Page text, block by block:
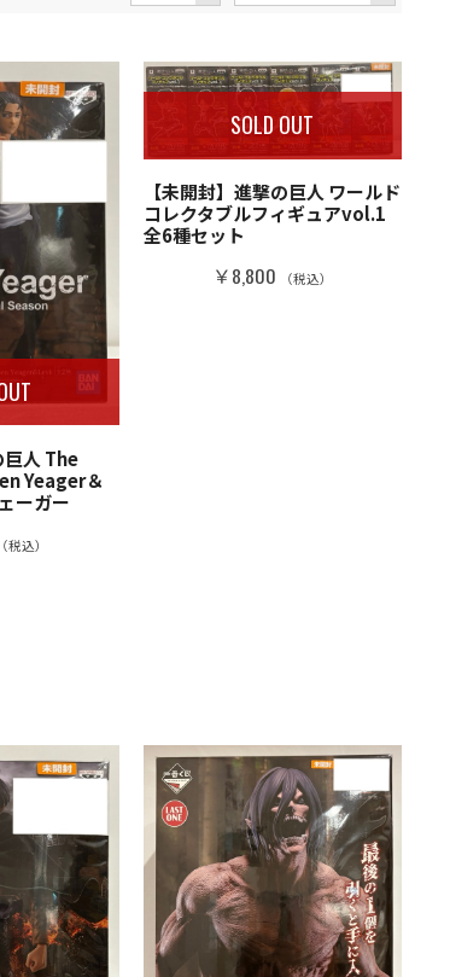
巨人 The
Yeager＆
ーガー
（税込）
SOLD OUT
【未開封】進撃の巨人 ワールド
コレクタブルフィギュアvol.1
全6種セット
￥8,800 （税込）